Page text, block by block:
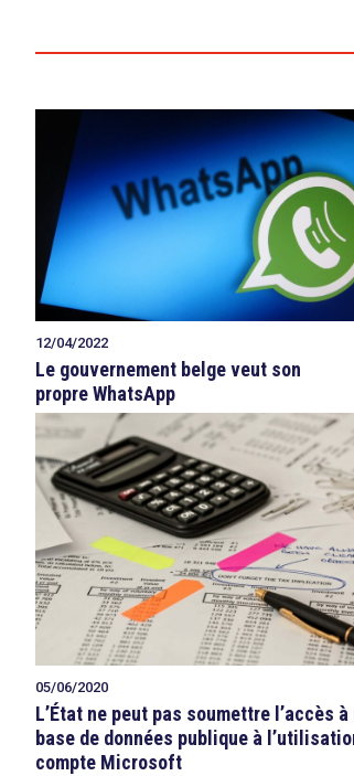
12/04/2022
Le gouvernement belge veut son
propre WhatsApp
05/06/2020
L’État ne peut pas soumettre l’accès à
base de données publique à
compte Microsoft